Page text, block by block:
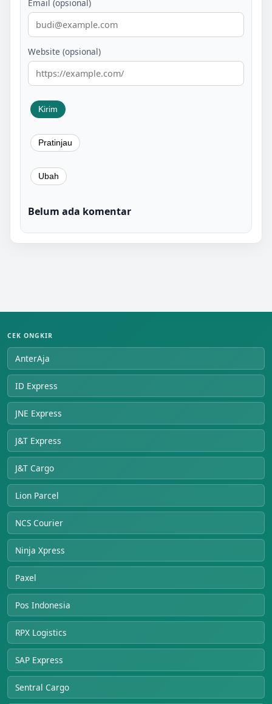
Email (opsional)
Website (opsional)
Belum ada komentar
CEK ONGKIR
AnterAja
ID Express
JNE Express
J&T Express
J&T Cargo
Lion Parcel
NCS Courier
Ninja Xpress
Paxel
Pos Indonesia
RPX Logistics
SAP Express
Sentral Cargo